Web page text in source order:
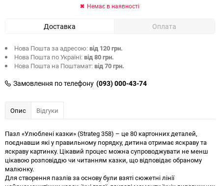
Немає в наявності
Доставка Оплата
Нова Пошта за адресою:від 120 грн.
Нова Пошта по Україні:від 80 грн.
Нова Пошта на Поштамат:від 70 грн.
Замовлення по телефону (093) 000-43-74
Опис Відгуки
Пазл «Улюблені казки» (Strateg 358) – це 80 картонних деталей,
поєднавши які у правильному порядку, дитина отримає яскраву та
яскраву картинку. Цікавий процес можна супроводжувати не менш
цікавою розповіддю чи читанням казки, що відповідає обраному
малюнку.
Для створення пазлів за основу були взяті сюжетні лінії